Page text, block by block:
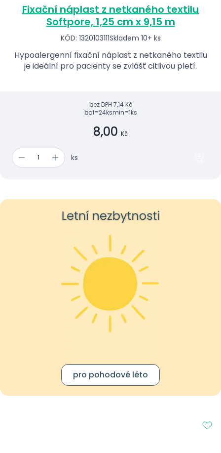
Fixační náplast z netkaného textilu
Softpore, 1,25 cm x 9,15 m
KÓD: 1320103111Skladem 10+ ks
Hypoalergenní fixační náplast z netkaného textilu
je ideální pro pacienty se zvlášť citlivou pletí.
bez DPH 7,14 Kč
bal=24ksmin=1ks
8,00 Kč
ks
pro pohodové léto